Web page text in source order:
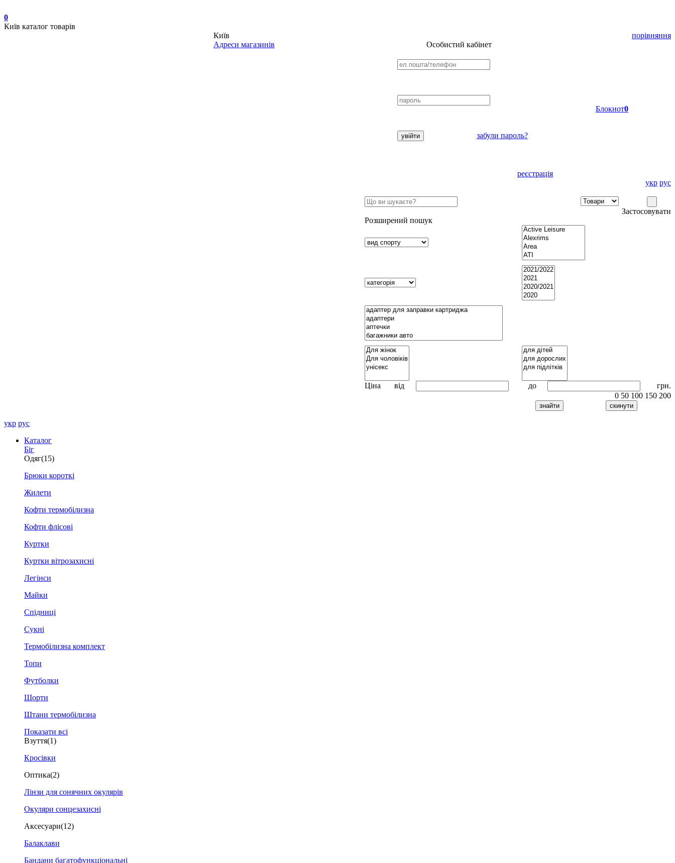
0
Київ каталог товарів
Київ
Адреси магазинів
порівняння
Особистий кабінет
забули пароль?
реєстрація
Блокнот0
укр рус
Застосовувати
Розширений пошук
Ціна від до
грн.
0 50 100 150 200
укр рус
Каталог
Біг
Одяг(15)
Брюки короткі
Жилети
Кофти термобілизна
Кофти флісові
Куртки
Куртки вітрозахисні
Легінси
Майки
Спідниці
Сукні
Термобілизна комплект
Топи
Футболки
Шорти
Штани термобілизна
Показати всі
Взуття(1)
Кросівки
Оптика(2)
Лінзи для сонячних окулярів
Окуляри сонцезахисні
Аксесуари(12)
Балаклави
Бандани багатофункціональні